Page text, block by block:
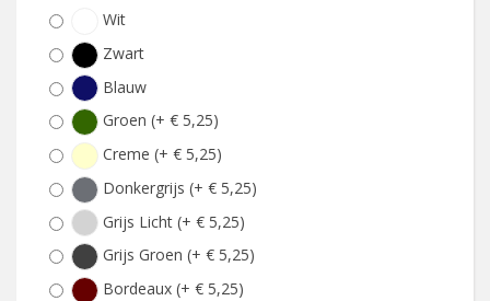
Wit
Zwart
Blauw
Groen (+ € 5,25)
Creme (+ € 5,25)
Donkergrijs (+ € 5,25)
Grijs Licht (+ € 5,25)
Grijs Groen (+ € 5,25)
Bordeaux (+ € 5,25)